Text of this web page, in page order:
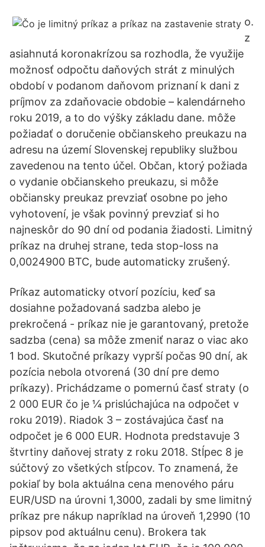
o.
z
asiahnutá koronakrízou sa rozhodla, že využije
možnosť odpočtu daňových strát z minulých
období v podanom daňovom priznaní k dani z
príjmov za zdaňovacie obdobie – kalendárneho
roku 2019, a to do výšky základu dane. môže
požiadať o doručenie občianskeho preukazu na
adresu na území Slovenskej republiky službou
zavedenou na tento účel. Občan, ktorý požiada
o vydanie občianskeho preukazu, si môže
občiansky preukaz prevziať osobne po jeho
vyhotovení, je však povinný prevziať si ho
najneskôr do 90 dní od podania žiadosti. Limitný
príkaz na druhej strane, teda stop-loss na
0,0024900 BTC, bude automaticky zrušený.
Príkaz automaticky otvorí pozíciu, keď sa
dosiahne požadovaná sadzba alebo je
prekročená - príkaz nie je garantovaný, pretože
sadzba (cena) sa môže zmeniť naraz o viac ako
1 bod. Skutočné príkazy vyprší počas 90 dní, ak
pozícia nebola otvorená (30 dní pre demo
príkazy). Prichádzame o pomernú časť straty (o
2 000 EUR čo je ¼ prislúchajúca na odpočet v
roku 2019). Riadok 3 – zostávajúca časť na
odpočet je 6 000 EUR. Hodnota predstavuje 3
štvrtiny daňovej straty z roku 2018. Stĺpec 8 je
súčtový zo všetkých stĺpcov. To znamená, že
pokiaľ by bola aktuálna cena menového páru
EUR/USD na úrovni 1,3000, zadali by sme limitný
príkaz pre nákup napríklad na úroveň 1,2990 (10
pipsov pod aktuálnu cenu). Brokera tak